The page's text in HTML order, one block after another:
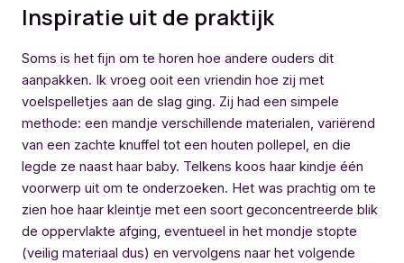
Inspiratie uit de praktijk
Soms is het fijn om te horen hoe andere ouders dit
aanpakken. Ik vroeg ooit een vriendin hoe zij met
voelspelletjes aan de slag ging. Zij had een simpele
methode: een mandje verschillende materialen, variërend
van een zachte knuffel tot een houten pollepel, en die
legde ze naast haar baby. Telkens koos haar kindje één
voorwerp uit om te onderzoeken. Het was prachtig om te
zien hoe haar kleintje met een soort geconcentreerde blik
de oppervlakte afging, eventueel in het mondje stopte
(veilig materiaal dus) en vervolgens naar het volgende